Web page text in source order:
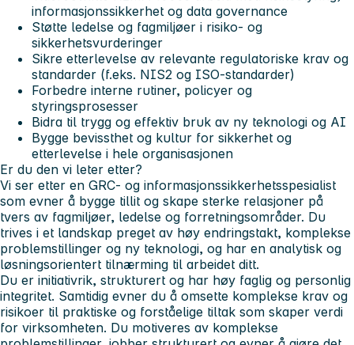
informasjonssikkerhet og data governance
Støtte ledelse og fagmiljøer i risiko- og
sikkerhetsvurderinger
Sikre etterlevelse av relevante regulatoriske krav og
standarder (f.eks. NIS2 og ISO-standarder)
Forbedre interne rutiner, policyer og
styringsprosesser
Bidra til trygg og effektiv bruk av ny teknologi og AI
Bygge bevissthet og kultur for sikkerhet og
etterlevelse i hele organisasjonen
Er du den vi leter etter?
Vi ser etter en GRC- og informasjonssikkerhetsspesialist
som evner å bygge tillit og skape sterke relasjoner på
tvers av fagmiljøer, ledelse og forretningsområder. Du
trives i et landskap preget av høy endringstakt, komplekse
problemstillinger og ny teknologi, og har en analytisk og
løsningsorientert tilnærming til arbeidet ditt.
Du er initiativrik, strukturert og har høy faglig og personlig
integritet. Samtidig evner du å omsette komplekse krav og
risikoer til praktiske og forståelige tiltak som skaper verdi
for virksomheten. Du motiveres av komplekse